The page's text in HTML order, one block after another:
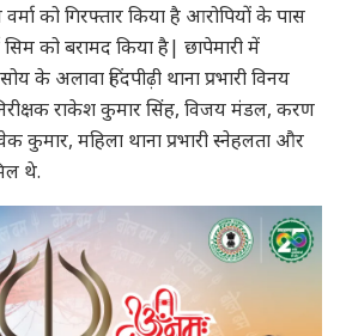
को गिरफ्तार किया है आरोपियों के पास
को बरामद किया है| छापेमारी में
के अलावा हिंदपीढ़ी थाना प्रभारी विनय
राकेश कुमार सिंह, विजय मंडल, करण
कुमार, महिला थाना प्रभारी स्नेहलता और
थे.